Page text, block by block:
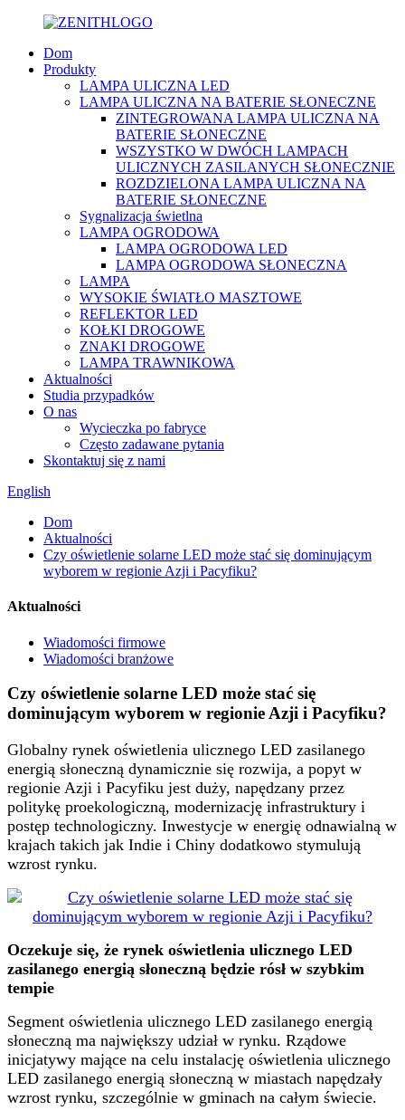
Dom
Produkty
LAMPA ULICZNA LED
LAMPA ULICZNA NA BATERIE SŁONECZNE
ZINTEGROWANA LAMPA ULICZNA NA
BATERIE SŁONECZNE
WSZYSTKO W DWÓCH LAMPACH
ULICZNYCH ZASILANYCH SŁONECZNIE
ROZDZIELONA LAMPA ULICZNA NA
BATERIE SŁONECZNE
Sygnalizacja świetlna
LAMPA OGRODOWA
LAMPA OGRODOWA LED
LAMPA OGRODOWA SŁONECZNA
LAMPA
WYSOKIE ŚWIATŁO MASZTOWE
REFLEKTOR LED
KOŁKI DROGOWE
ZNAKI DROGOWE
LAMPA TRAWNIKOWA
Aktualności
Studia przypadków
O nas
Wycieczka po fabryce
Często zadawane pytania
Skontaktuj się z nami
English
Dom
Aktualności
Czy oświetlenie solarne LED może stać się dominującym
wyborem w regionie Azji i Pacyfiku?
Aktualności
Wiadomości firmowe
Wiadomości branżowe
Czy oświetlenie solarne LED może stać się
dominującym wyborem w regionie Azji i Pacyfiku?
Globalny rynek oświetlenia ulicznego LED zasilanego
energią słoneczną dynamicznie się rozwija, a popyt w
regionie Azji i Pacyfiku jest duży, napędzany przez
politykę proekologiczną, modernizację infrastruktury i
postęp technologiczny. Inwestycje w energię odnawialną w
krajach takich jak Indie i Chiny dodatkowo stymulują
wzrost rynku.
Oczekuje się, że rynek oświetlenia ulicznego LED
zasilanego energią słoneczną będzie rósł w szybkim
tempie
Segment oświetlenia ulicznego LED zasilanego energią
słoneczną ma największy udział w rynku. Rządowe
inicjatywy mające na celu instalację oświetlenia ulicznego
LED zasilanego energią słoneczną w miastach napędzały
wzrost rynku, szczególnie w gminach na całym świecie.